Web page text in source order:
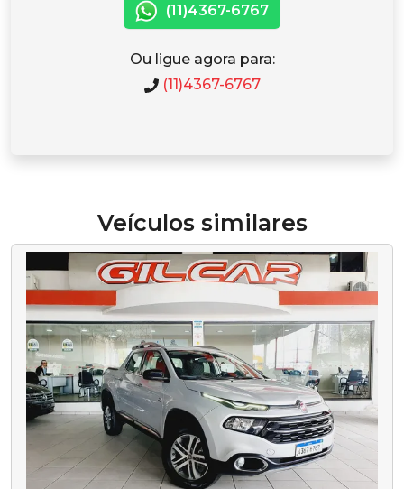
(11)4367-6767
Ou ligue agora para:
(11)4367-6767
Veículos similares